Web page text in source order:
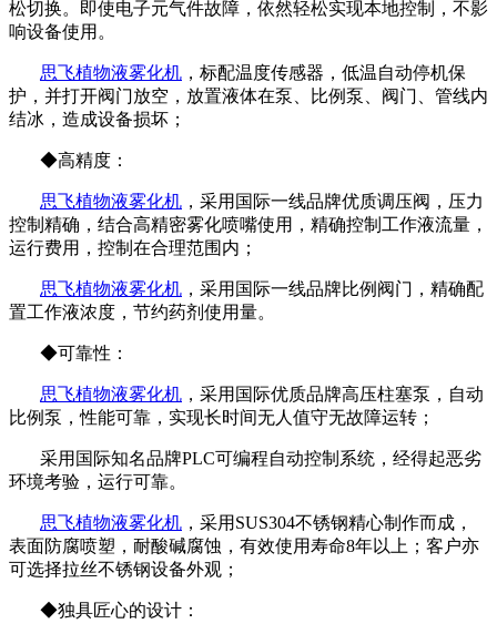
松切换。即使电子元气件故障，依然轻松实现本地控制，不影
响设备使用。
思飞植物液雾化机 ，标配温度传感器，低温自动停机保
护，并打开阀门放空，放置液体在泵、比例泵、阀门、管线内
结冰，造成设备损坏；
◆高精度：
思飞植物液雾化机 ，采用国际一线品牌优质调压阀，压力
控制精确，结合高精密雾化喷嘴使用，精确控制工作液流量，
运行费用，控制在合理范围内；
思飞植物液雾化机 ，采用国际一线品牌比例阀门，精确配
置工作液浓度，节约药剂使用量。
◆可靠性：
思飞植物液雾化机 ，采用国际优质品牌高压柱塞泵，自动
比例泵，性能可靠，实现长时间无人值守无故障运转；
采用国际知名品牌PLC可编程自动控制系统，经得起恶劣
环境考验，运行可靠。
思飞植物液雾化机 ，采用SUS304不锈钢精心制作而成，
表面防腐喷塑，耐酸碱腐蚀，有效使用寿命8年以上；客户亦
可选择拉丝不锈钢设备外观；
◆独具匠心的设计：